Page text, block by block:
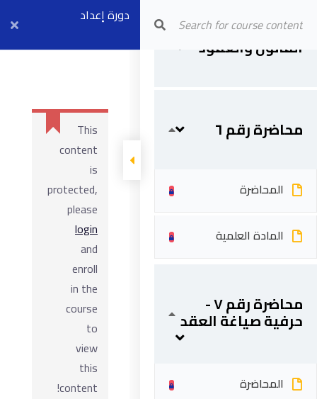
Arab Center for Arbitration
دورة إعداد
مهندسي العقود
الهندسية
التعويض في
القانون والعقود
المادة العلمية
محاضرة رقم ٦
المحاضرة
المادة العلمية
محاضرة رقم ٧ -
حرفية صياغة العقد
المحاضرة
This
content
is
protected,
please
login
and
enroll
in the
course
to
view
this
content!